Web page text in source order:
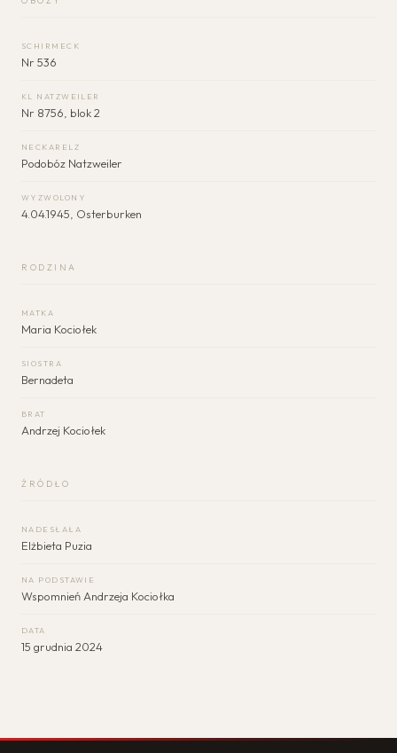
SCHIRMECK
Nr 536
KL NATZWEILER
Nr 8756, blok 2
NECKARELZ
Podobóz Natzweiler
WYZWOLONY
4.04.1945, Osterburken
RODZINA
MATKA
Maria Kociołek
SIOSTRA
Bernadeta
BRAT
Andrzej Kociołek
ŹRÓDŁO
NADESŁAŁA
Elżbieta Puzia
NA PODSTAWIE
Wspomnień Andrzeja Kociołka
DATA
15 grudnia 2024